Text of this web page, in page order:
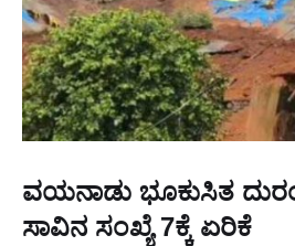
ವಯನಾಡು ಭೂಕುಸಿತ
ಸಾವಿನ ಸಂಖ್ಯೆ 7ಕ್ಕೆ ಏರಿಕೆ